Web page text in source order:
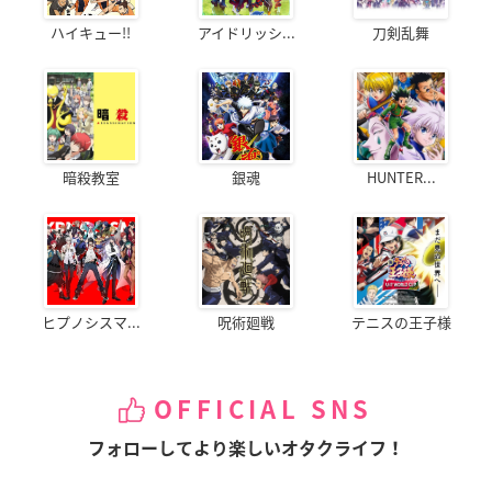
ハイキュー!! アイドリッシ... 刀剣乱舞
暗殺教室 銀魂 HUNTER...
ヒプノシスマ... 呪術廻戦 テニスの王子様
OFFICIAL SNS
フォローしてより楽しいオタクライフ！